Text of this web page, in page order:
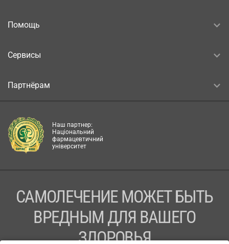
Помощь
Сервисы
Партнёрам
Наш партнер:
Національний
фармацевтичний
університет
САМОЛЕЧЕНИЕ МОЖЕТ БЫТЬ
ВРЕДНЫМ ДЛЯ ВАШЕГО
ЗДОРОВЬЯ